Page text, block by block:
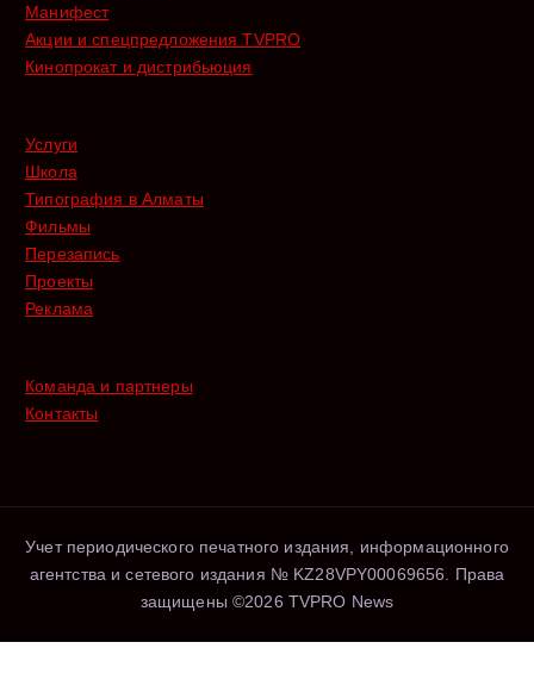
Манифест
Акции и спецпредложения TVPRO
Кинопрокат и дистрибьюция
Услуги
Школа
Типография в Алматы
Фильмы
Перезапись
Проекты
Реклама
Команда и партнеры
Контакты
Учет периодического печатного издания, информационного
агентства и сетевого издания № KZ28VPY00069656. Права
защищены ©2026 TVPRO News